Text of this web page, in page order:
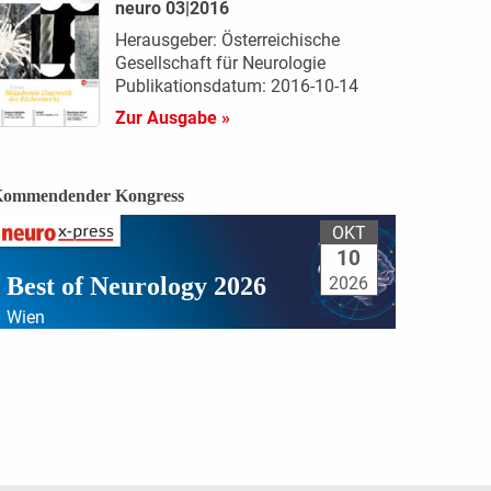
neuro 03|2016
Herausgeber: Österreichische
Gesellschaft für Neurologie
Publikationsdatum: 2016-10-14
Zur Ausgabe »
Kongress
Best of Neurology 2026
Wien
OKT
10
2026